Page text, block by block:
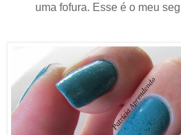
uma fofura. Esse é o meu